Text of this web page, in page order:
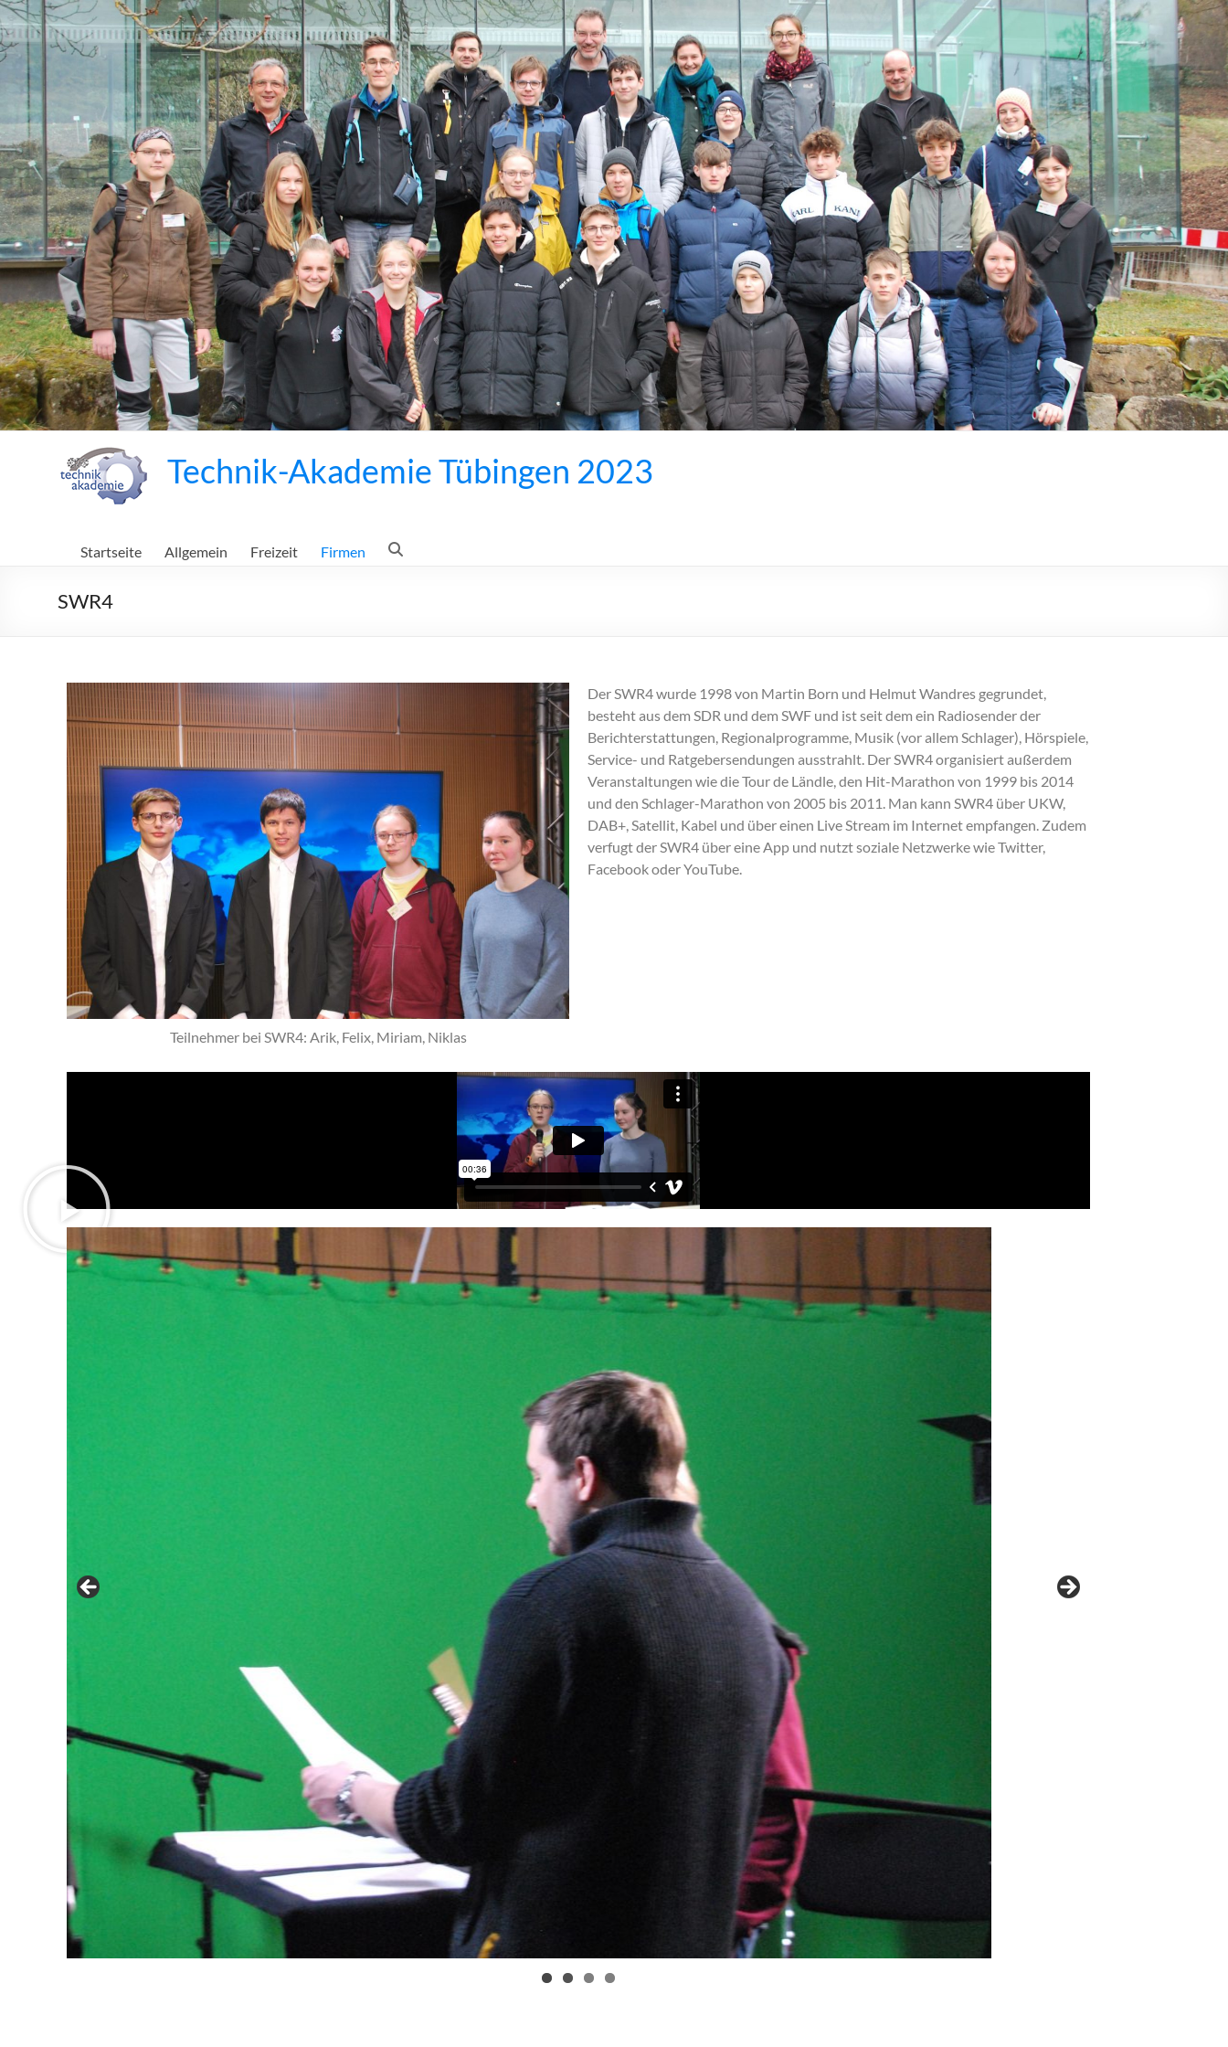
Technik-Akademie Tübingen 2023
Startseite Allgemein Freizeit Firmen
SWR4
Teilnehmer bei SWR4: Arik, Felix, Miriam, Niklas
Der SWR4 wurde 1998 von Martin Born und Helmut Wandres gegrundet,
besteht aus dem SDR und dem SWF und ist seit dem ein Radiosender der
Berichterstattungen, Regionalprogramme, Musik (vor allem Schlager), Hörspiele,
Service- und Ratgebersendungen ausstrahlt. Der SWR4 organisiert außerdem
Veranstaltungen wie die Tour de Ländle, den Hit-Marathon von 1999 bis 2014
und den Schlager-Marathon von 2005 bis 2011. Man kann SWR4 über UKW,
DAB+, Satellit, Kabel und über einen Live Stream im Internet empfangen. Zudem
verfugt der SWR4 über eine App und nutzt soziale Netzwerke wie Twitter,
Facebook oder YouTube.